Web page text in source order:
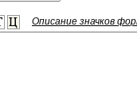
Описание значков